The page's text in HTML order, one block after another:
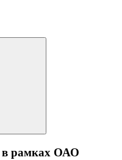
в рамках ОАО